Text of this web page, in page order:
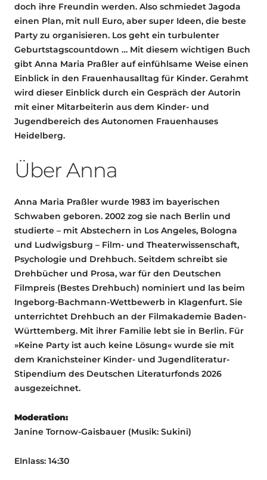
doch ihre Freundin werden. Also schmiedet Jagoda
einen Plan, mit null Euro, aber super Ideen, die beste
Party zu organisieren. Los geht ein turbulenter
Geburtstagscountdown … Mit diesem wichtigen Buch
gibt Anna Maria Praßler auf einfühlsame Weise einen
Einblick in den Frauenhausalltag für Kinder. Gerahmt
wird dieser Einblick durch ein Gespräch der Autorin
mit einer Mitarbeiterin aus dem Kinder- und
Jugendbereich des Autonomen Frauenhauses
Heidelberg.
Über Anna
Anna Maria Praßler wurde 1983 im bayerischen
Schwaben geboren. 2002 zog sie nach Berlin und
studierte – mit Abstechern in Los Angeles, Bologna
und Ludwigsburg – Film- und Theaterwissenschaft,
Psychologie und Drehbuch. Seitdem schreibt sie
Drehbücher und Prosa, war für den Deutschen
Filmpreis (Bestes Drehbuch) nominiert und las beim
Ingeborg-Bachmann-Wettbewerb in Klagenfurt. Sie
unterrichtet Drehbuch an der Filmakademie Baden-
Württemberg. Mit ihrer Familie lebt sie in Berlin. Für
»Keine Party ist auch keine Lösung« wurde sie mit
dem Kranichsteiner Kinder- und Jugendliteratur-
Stipendium des Deutschen Literaturfonds 2026
ausgezeichnet.
Moderation:
Janine Tornow-Gaisbauer (Musik: Sukini)
EInlass: 14:30